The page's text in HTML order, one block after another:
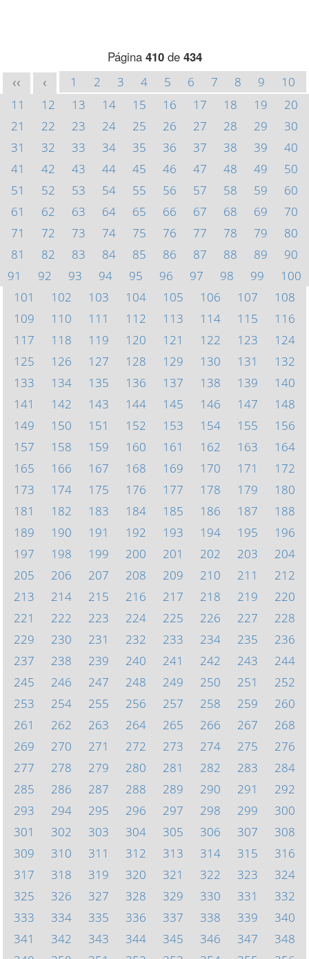
Página 410de 434
<< < 1 2 3 4 5 6 7 8 9
10
11
12 13 14 15 16 17 18 19
20
21
22 23 24 25 26 27 28 29
30
31
32 33 34 35 36 37 38 39
40
41
42 43 44 45 46 47 48 49
50
51
52 53 54 55 56 57 58 59
60
61
62 63 64 65 66 67 68 69
70
71
72 73 74 75 76 77 78 79
80
81
82 83 84 85 86 87 88 89
90
91
92 93 94 95 96 97 98 99
100
101
102 103 104 105 106 107
108
109
110 111 112 113 114 115
116
117
118 119 120 121 122 123
124
125
126 127 128 129 130 131
132
133
134 135 136 137 138 139
140
141
142 143 144 145 146 147
148
149
150 151 152 153 154 155
156
157
158 159 160 161 162 163
164
165
166 167 168 169 170 171
172
173
174 175 176 177 178 179
180
181
182 183 184 185 186 187
188
189
190 191 192 193 194 195
196
197
198 199 200 201 202 203
204
205
206 207 208 209 210 211
212
213
214 215 216 217 218 219
220
221
222 223 224 225 226 227
228
229
230 231 232 233 234 235
236
237
238 239 240 241 242 243
244
245
246 247 248 249 250 251
252
253
254 255 256 257 258 259
260
261
262 263 264 265 266 267
268
269
270 271 272 273 274 275
276
277
278 279 280 281 282 283
284
285
286 287 288 289 290 291
292
293
294 295 296 297 298 299
300
301
302 303 304 305 306 307
308
309
310 311 312 313 314 315
316
317
318 319 320 321 322 323
324
325
326 327 328 329 330 331
332
333
334 335 336 337 338 339
340
341
342 343 344 345 346 347
348